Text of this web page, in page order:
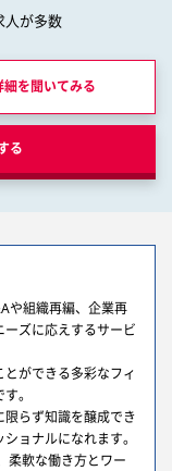
人が多数
細を聞いてみる
る
や組織再編、企業再
ズに応えするサービ
ができる多彩なフィ
。
らず知識を醸成でき
ョナルになれます。
柔軟な働き方とワー